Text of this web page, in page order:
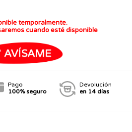
temporalmente.
cuando esté disponible
Pago
100% seguro
Devolución
en 14 días